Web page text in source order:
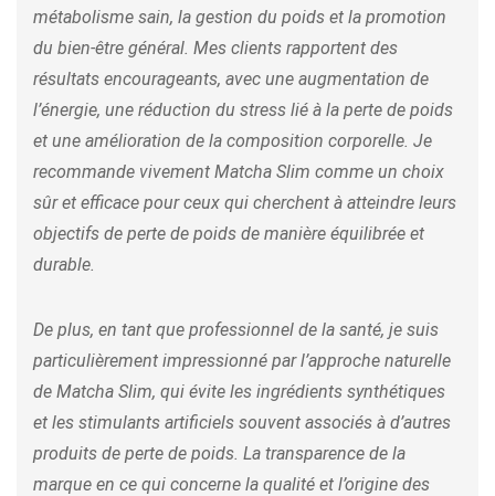
métabolisme sain, la gestion du poids et la promotion
du bien-être général. Mes clients rapportent des
résultats encourageants, avec une augmentation de
l’énergie, une réduction du stress lié à la perte de poids
et une amélioration de la composition corporelle. Je
recommande vivement Matcha Slim comme un choix
sûr et efficace pour ceux qui cherchent à atteindre leurs
objectifs de perte de poids de manière équilibrée et
durable.
De plus, en tant que professionnel de la santé, je suis
particulièrement impressionné par l’approche naturelle
de Matcha Slim, qui évite les ingrédients synthétiques
et les stimulants artificiels souvent associés à d’autres
produits de perte de poids. La transparence de la
marque en ce qui concerne la qualité et l’origine des